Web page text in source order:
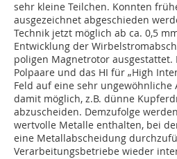
sehr kleine Teilchen. Konnten
ausgezeichnet abgeschieden
Technik jetzt möglich ab ca. 0,5
Entwicklung der
poligen Magnetrotor ausgestattet.
Polpaare und das HI für „High
Feld auf eine sehr
damit möglich, z.B. dünne
abzuscheiden. Demzufolge
wertvolle Metalle enthalten, bei
eine Metallabscheidung
Verarbeitungsbetriebe wieder